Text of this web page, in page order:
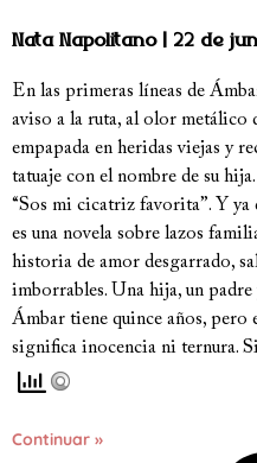
Nata Napolitano 22 de
En las primeras líneas de
aviso a la ruta, al olor metálico
empapada en heridas viejas y
tatuaje con el nombre de su
“Sos mi cicatriz favorita”. Y ya
es una novela sobre lazos
historia de amor desgarrado,
imborrables. Una hija, un padre
Ámbar tiene quince años, pero
significa inocencia ni ternura.
Continuar »